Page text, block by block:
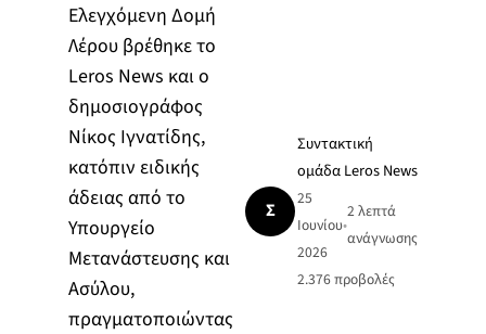
Ελεγχόμενη Δομή
Λέρου βρέθηκε το
Leros News και ο
δημοσιογράφος
Νίκος Ιγνατίδης,
κατόπιν ειδικής
άδειας από το
Υπουργείο
Μετανάστευσης και
Ασύλου,
πραγματοποιώντας
Σ
Συντακτική
ομάδα Leros News
25
Ιουνίου
2026
•
2 λεπτά
ανάγνωσης
2.376προβολές